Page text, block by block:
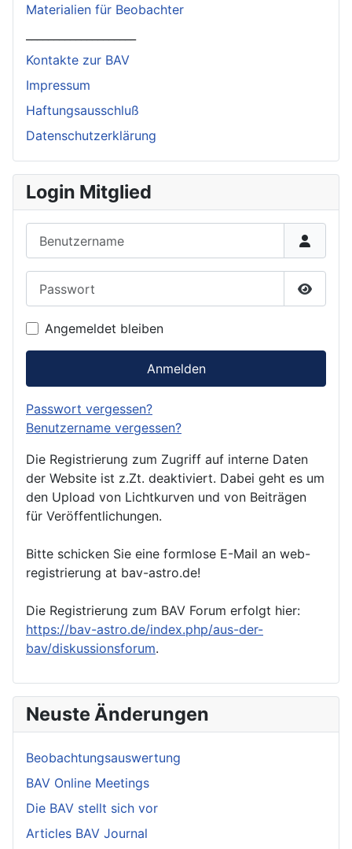
Materialien für Beobachter
Kontakte zur BAV
Impressum
Haftungsausschluß
Datenschutzerklärung
Login Mitglied
Angemeldet bleiben
Anmelden
Passwort vergessen?
Benutzername vergessen?
Die Registrierung zum Zugriff auf interne Daten
der Website ist z.Zt. deaktiviert. Dabei geht es um
den Upload von Lichtkurven und von Beiträgen
für Veröffentlichungen.
Bitte schicken Sie eine formlose E-Mail an web-
registrierung at bav-astro.de!
Die Registrierung zum BAV Forum erfolgt hier:
https://bav-astro.de/index.php/aus-der-
bav/diskussionsforum.
Neuste Änderungen
Beobachtungsauswertung
BAV Online Meetings
Die BAV stellt sich vor
Articles BAV Journal